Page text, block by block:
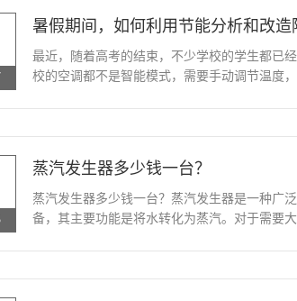
暑假期间，如何利用节能分析和改
最近，随着高考的结束，不少学校的学生都已
校的空调都不是智能模式，需要手动调节温度
蒸汽发生器多少钱一台？
蒸汽发生器多少钱一台？蒸汽发生器是一种广
备，其主要功能是将水转化为蒸汽。对于需要